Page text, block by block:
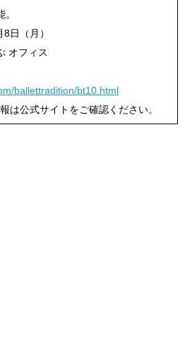
日（月）
オフィス
ballettradition/bt10.html
は公式サイトをご確認ください。